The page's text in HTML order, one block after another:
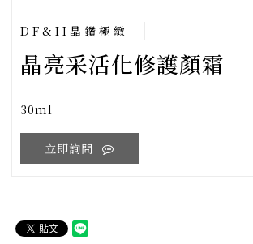
DF&II晶鑽極緻
晶亮采活化修護顏霜
30ml
立即詢問